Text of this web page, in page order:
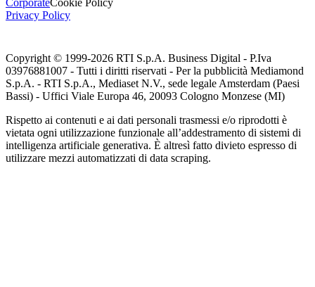
CorporateCookie Policy
Privacy Policy
Copyright © 1999-2026 RTI S.p.A. Business Digital - P.Iva
03976881007 - Tutti i diritti riservati - Per la pubblicità Mediamond
S.p.A. - RTI S.p.A., Mediaset N.V., sede legale Amsterdam (Paesi
Bassi) - Uffici Viale Europa 46, 20093 Cologno Monzese (MI)
Rispetto ai contenuti e ai dati personali trasmessi e/o riprodotti è
vietata ogni utilizzazione funzionale all’addestramento di sistemi di
intelligenza artificiale generativa. È altresì fatto divieto espresso di
utilizzare mezzi automatizzati di data scraping.